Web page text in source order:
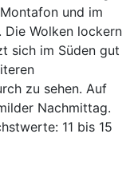
und im
Wolken lockern
sich im Süden gut
zu sehen. Auf
Nachmittag.
11 bis 15